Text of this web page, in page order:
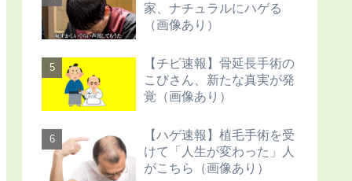
家、ナチュラルにハゲる
（画像あり）
【チビ速報】骨延長手術の
こびさん、新たな真実が発
覚（画像あり）
【ハゲ速報】植毛手術を受
けて「人生が変わった」人
がこちら（画像あり）